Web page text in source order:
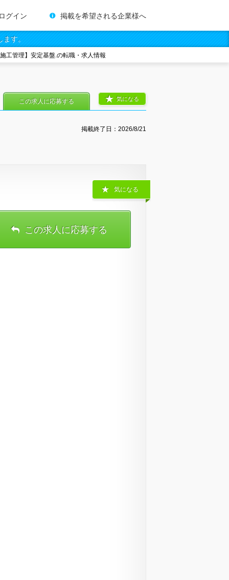
グイン 掲載を希望される企業様へ
す。
工管理】安定基盤.の転職・求人情報
掲載終了日： 2026/8/21
気になる
この求人に応募する
気になる
この求人に応募する